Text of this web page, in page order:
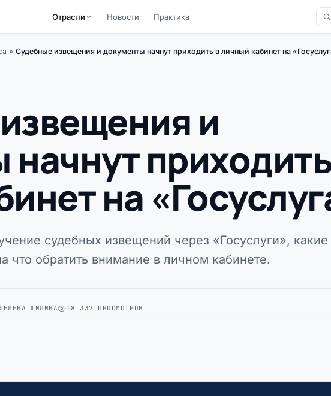
Отрасли Новости Практика
» Судебные извещения и документы начнут приходить в личный кабинет на
и
на
судебных извещений через «Госуслуги», какие
что обратить внимание в личном кабинете.
ЕЛЕНА ШИЛИНА 18 337 ПРОСМОТРОВ